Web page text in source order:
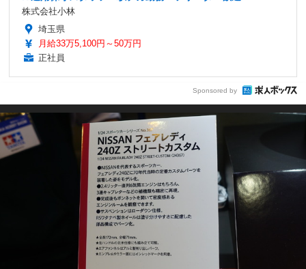
株式会社小林
埼玉県
月給33万5,100円～50万円
正社員
Sponsored by